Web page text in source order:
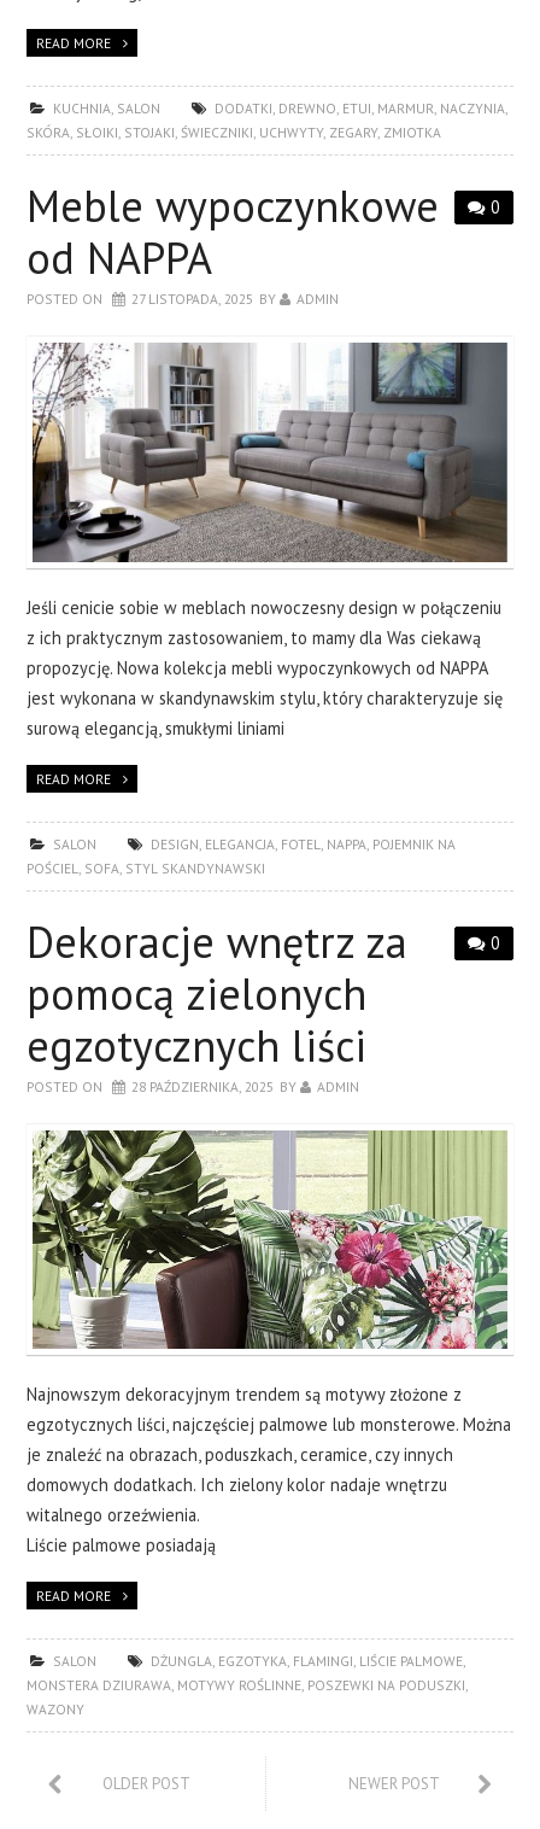
READ MORE
KUCHNIA, SALON DODATKI, DREWNO, ETUI, MARMUR, NACZYNIA,
SKÓRA, SŁOIKI, STOJAKI,ŚWIECZNIKI, UCHWYTY, ZEGARY, ZMIOTKA
0
Meble wypoczynkowe
od NAPPA
POSTED ON 27 LISTOPADA, 2025 BY ADMIN
Jeśli cenicie sobie w meblach nowoczesny design w połączeniu
z ich praktycznym zastosowaniem, to mamy dla Was ciekawą
propozycję. Nowa kolekcja mebli wypoczynkowych od NAPPA
jest wykonana w skandynawskim stylu, który charakteryzuje się
surową elegancją, smukłymi liniami
READ MORE
SALON DESIGN ELEGANCJA FOTEL NAPPA POJEMNIK NA
POŚCIEL
SOFA STYL SKANDYNAWSKI
0
Dekoracje wnętrz za
pomocą zielonych
egzotycznych liści
POSTED ON 28 PAŹDZIERNIKA, 2025 BY ADMIN
Najnowszym dekoracyjnym trendem są motywy złożone z
egzotycznych liści, najczęściej palmowe lub monsterowe. Można
je znaleźć na obrazach, poduszkach, ceramice, czy innych
domowych dodatkach. Ich zielony kolor nadaje wnętrzu
witalnego orzeźwienia.
Liście palmowe posiadają
READ MORE
SALON DŻUNGLA, EGZOTYKA, FLAMINGI, LIŚCIE PALMOWE,
MONSTERA DZIURAWA, MOTYWY ROŚLINNE, POSZEWKI NA PODUSZKI,
WAZONY
OLDER POST NEWER POST